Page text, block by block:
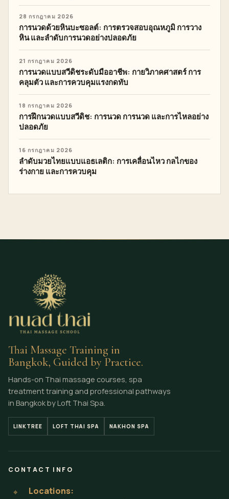
28 กรกฎาคม 2026
การนวดด้วยหินบะซอลต์: การตรวจสอบอุณหภูมิ การวาง
หิน และลำดับการนวดอย่างปลอดภัย
21 กรกฎาคม 2026
การนวดแบบสวีดิชระดับมืออาชีพ: กายวิภาคศาสตร์ การ
คลุมตัว และการควบคุมแรงกดทับ
18 กรกฎาคม 2026
การฝึกนวดแบบสวีดิช: การนวด การนวด และการไหลอย่าง
ปลอดภัย
16 กรกฎาคม 2026
ลำดับมวยไทยแบบแอธเลติก: การเคลื่อนไหว กลไกของ
ร่างกาย และการควบคุม
Thai Massage Training in
Bangkok, Guided by Practice.
Hands-on Thai massage courses, spa
treatment training and professional pathways
in Bangkok by Loft Thai Spa.
LINKTREE LOFT THAI SPA NAKHON SPA
CONTACT INFO
⌖ Locations: